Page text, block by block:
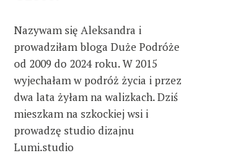
Nazywam się Aleksandra i
prowadziłam bloga Duże Podróże
od 2009 do 2024 roku. W 2015
wyjechałam w podróż życia i przez
dwa lata żyłam na walizkach. Dziś
mieszkam na szkockiej wsi i
prowadzę studio dizajnu
Lumi.studio